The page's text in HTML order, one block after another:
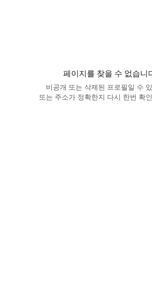
페이지를 찾을 수 없습니
비공개 또는 삭제된 프로필일 수
또는 주소가 정확한지 다시 한번 확